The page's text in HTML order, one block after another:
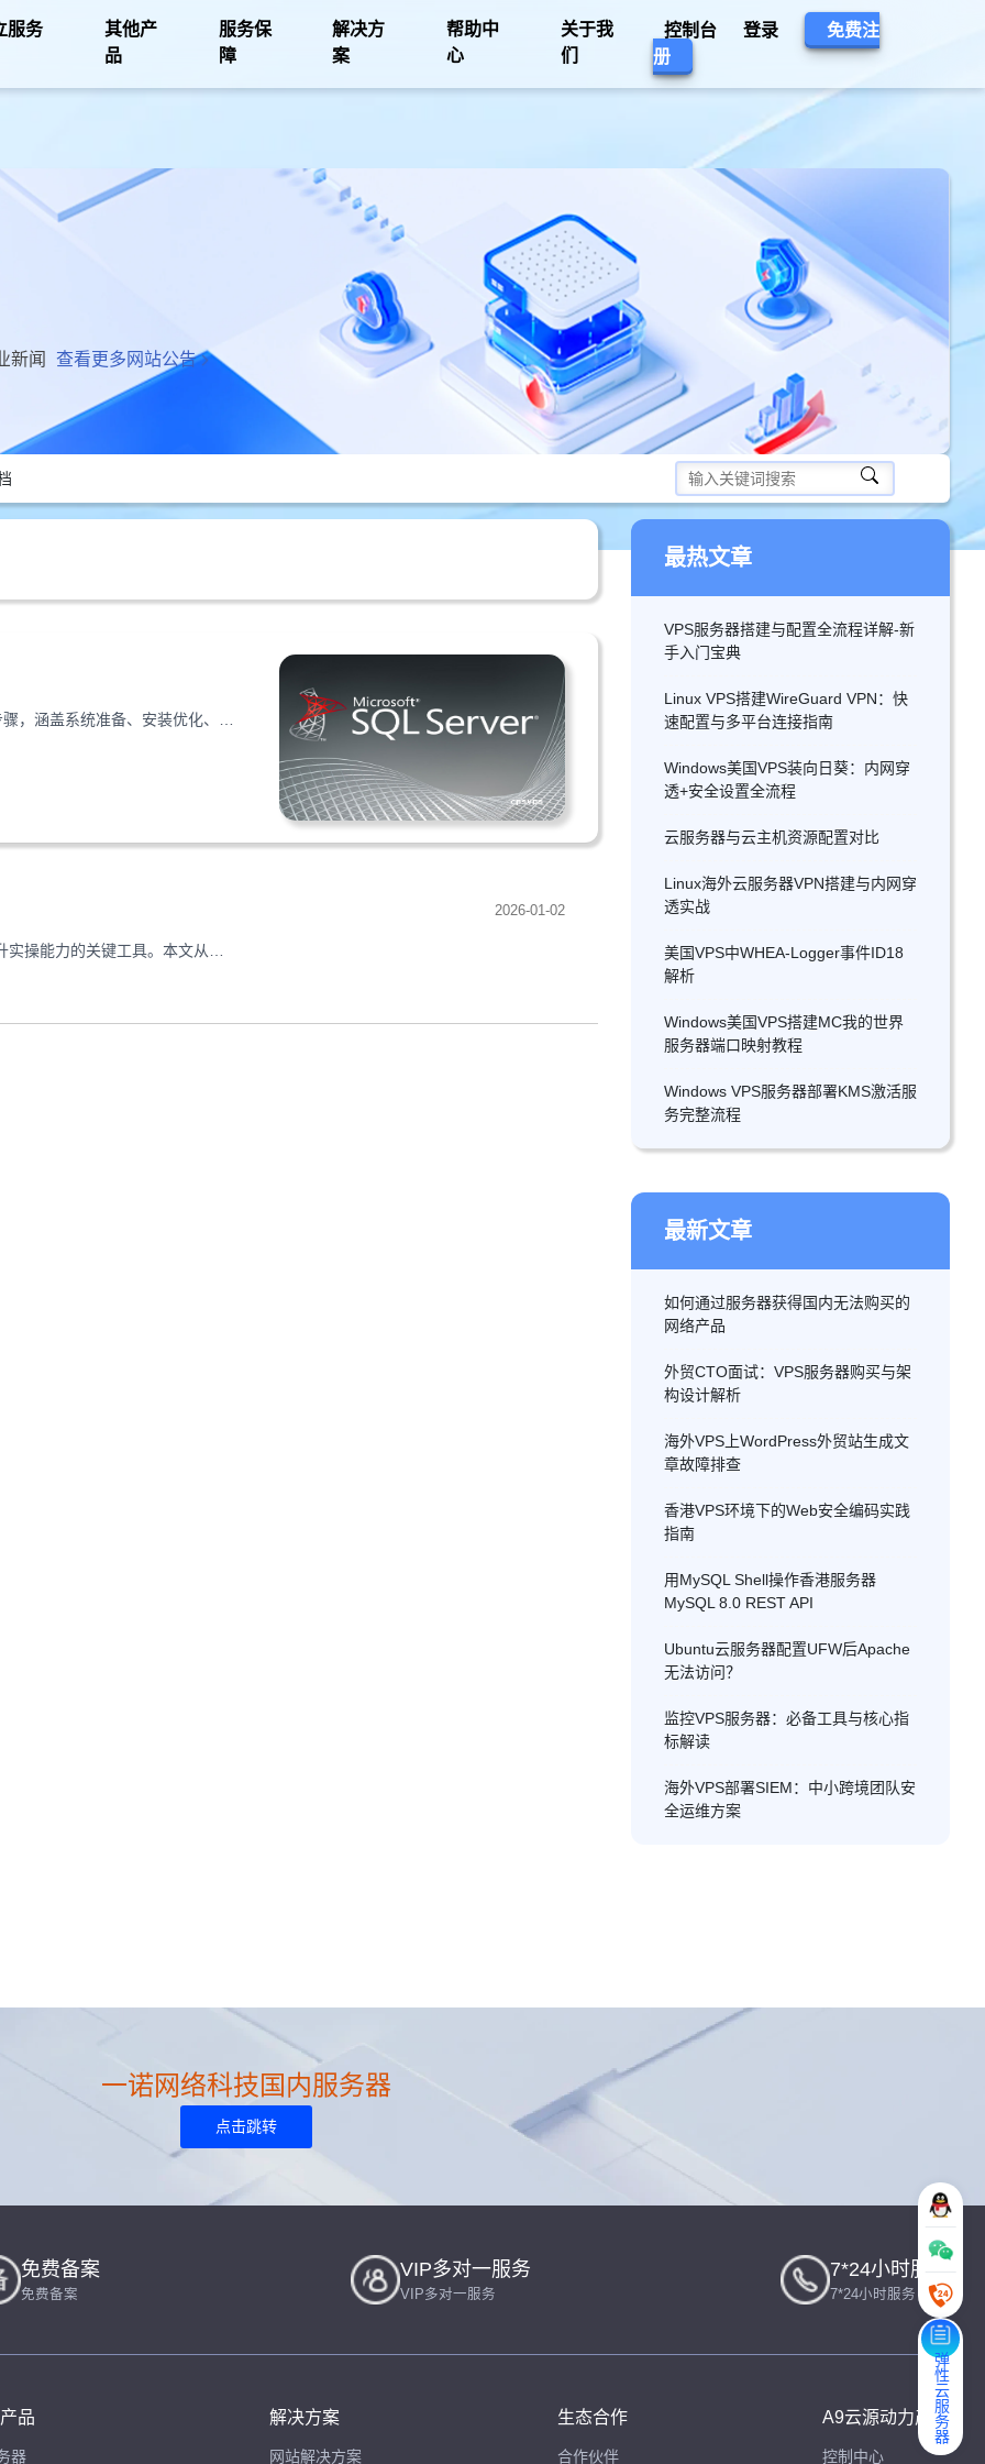
服务
其他产
品
服务保
障
解决方
案
帮助中
心
关于我
们
控制台 登录
免费注
册
新闻 查看更多网站公告
2026-01-02
最热文章
VPS服务器搭建与配置全流程详解-新
手入门宝典
Linux VPS搭建WireGuard VPN：快
速配置与多平台连接指南
Windows美国VPS装向日葵：内网穿
透+安全设置全流程
云服务器与云主机资源配置对比
Linux海外云服务器VPN搭建与内网穿
透实战
美国VPS中WHEA-Logger事件ID18
解析
Windows美国VPS搭建MC我的世界
服务器端口映射教程
Windows VPS服务器部署KMS激活服
务完整流程
最新文章
如何通过服务器获得国内无法购买的
网络产品
外贸CTO面试：VPS服务器购买与架
构设计解析
海外VPS上WordPress外贸站生成文
章故障排查
香港VPS环境下的Web安全编码实践
指南
用MySQL Shell操作香港服务器
MySQL 8.0 REST API
Ubuntu云服务器配置UFW后Apache
无法访问？
监控VPS服务器：必备工具与核心指
标解读
海外VPS部署SIEM：中小跨境团队安
全运维方案
弹性云服务器
一诺网络科技国内服务器
点击跳转
免费备案
免费备案
VIP多对一服务
VIP多对一服务
7*24小时服务
7*24小时服务
品
器
解决方案
网站解决方案
生态合作
合作伙伴
A9云源动力产品
控制中心